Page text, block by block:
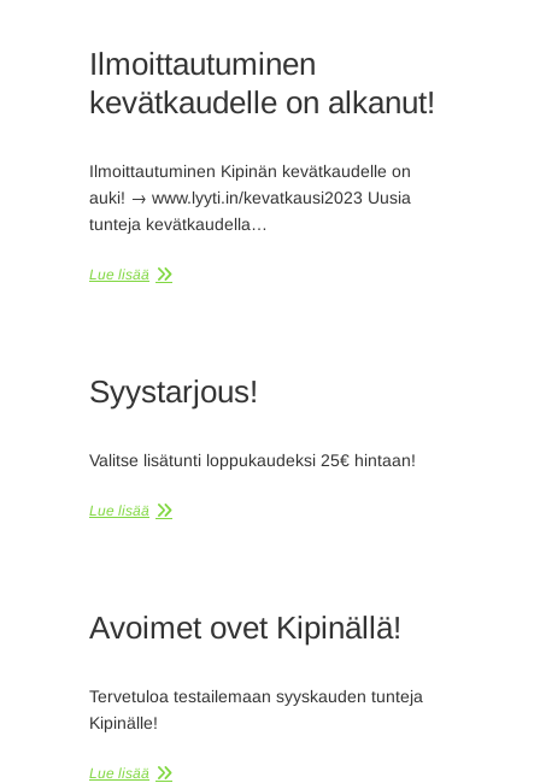
Ilmoittautuminen
kevätkaudelle on alkanut!
Ilmoittautuminen Kipinän kevätkaudelle on
auki! → www.lyyti.in/kevatkausi2023 Uusia
tunteja kevätkaudella…
Lue lisää
Syystarjous!
Valitse lisätunti loppukaudeksi 25€ hintaan!
Lue lisää
Avoimet ovet Kipinällä!
Tervetuloa testailemaan syyskauden tunteja
Kipinälle!
Lue lisää